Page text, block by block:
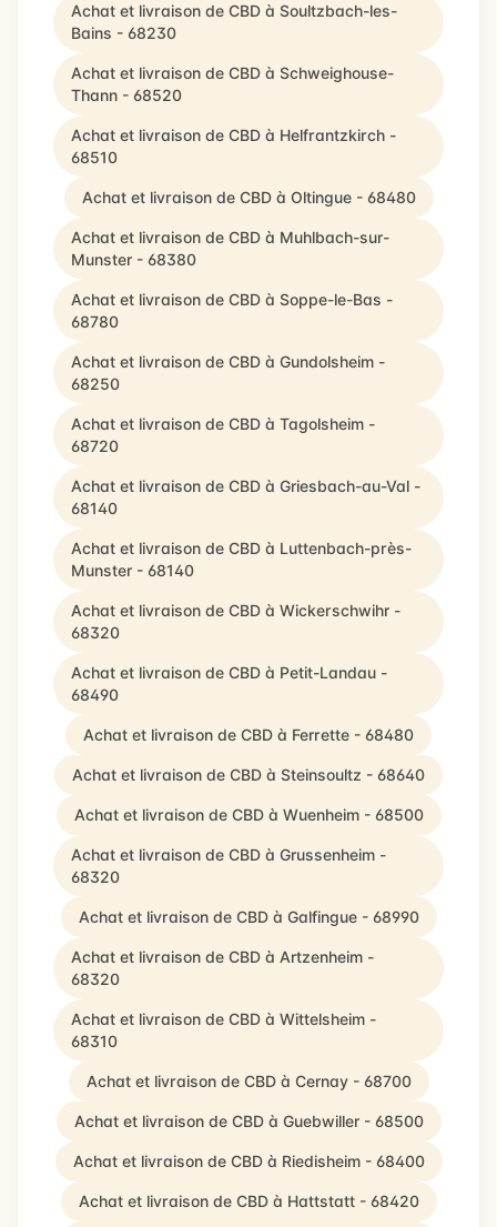
Achat et livraison de CBD à Soultzbach-les-
Bains - 68230
Achat et livraison de CBD à Schweighouse-
Thann - 68520
Achat et livraison de CBD à Helfrantzkirch -
68510
Achat et livraison de CBD à Oltingue - 68480
Achat et livraison de CBD à Muhlbach-sur-
Munster - 68380
Achat et livraison de CBD à Soppe-le-Bas -
68780
Achat et livraison de CBD à Gundolsheim -
68250
Achat et livraison de CBD à Tagolsheim -
68720
Achat et livraison de CBD à Griesbach-au-Val -
68140
Achat et livraison de CBD à Luttenbach-près-
Munster - 68140
Achat et livraison de CBD à Wickerschwihr -
68320
Achat et livraison de CBD à Petit-Landau -
68490
Achat et livraison de CBD à Ferrette - 68480
Achat et livraison de CBD à Steinsoultz - 68640
Achat et livraison de CBD à Wuenheim - 68500
Achat et livraison de CBD à Grussenheim -
68320
Achat et livraison de CBD à Galfingue - 68990
Achat et livraison de CBD à Artzenheim -
68320
Achat et livraison de CBD à Wittelsheim -
68310
Achat et livraison de CBD à Cernay - 68700
Achat et livraison de CBD à Guebwiller - 68500
Achat et livraison de CBD à Riedisheim - 68400
Achat et livraison de CBD à Hattstatt - 68420